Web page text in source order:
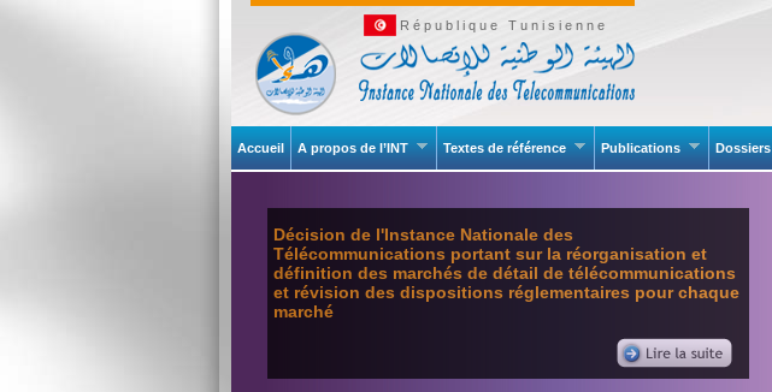
République Tunisienne
Accueil A propos de l’INT Textes de référence Publications Dossiers
Décision de l'Instance Nationale des
Télécommunications portant sur la réorganisation et
définition des marchés de détail de télécommunications
et révision des dispositions réglementaires pour chaque
marché